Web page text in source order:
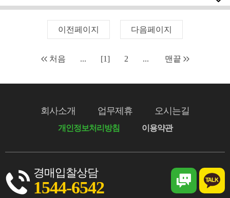
이전페이지 다음페이지
처음 ... [1] 2 ... 맨끝
회사소개 업무제휴 오시는길
개인정보처리방침 이용약관
경매입찰상담
1544-6542